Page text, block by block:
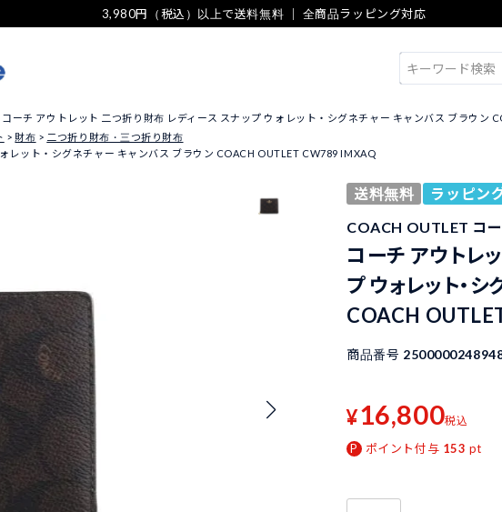
3,980円（税込）以上で送料無料 ｜ 全商品ラッピング対応
コーチ アウトレット 二つ折り財布 レディース スナップ ウォレット・シグネチャー キャンバス ブラウン
財布
二つ折り財布・三つ折り財布
レット・シグネチャー キャンバス ブラウン COACH OUTLET CW789 IMXAQ
送料無料
ラッピン
COACH OUTLET コー
コーチ アウトレ
プ ウォレット・
COACH
商品番号
¥16,800税込
ポイント付与 153 pt